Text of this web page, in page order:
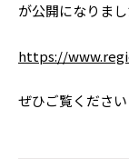
が公開になりまし
https://
ぜひご覧ください